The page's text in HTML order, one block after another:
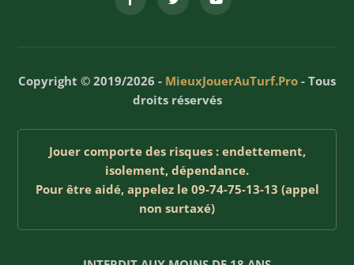
Copyright © 2019/2026 - MieuxJouerAuTurf.Pro - Tous
droits réservés
Jouer comporte des risques : endettement,
isolement, dépendance.
Pour être aidé, appelez le 09-74-75-13-13 (appel
non surtaxé)